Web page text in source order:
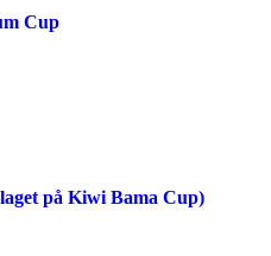
Cup
på Kiwi Bama Cup)